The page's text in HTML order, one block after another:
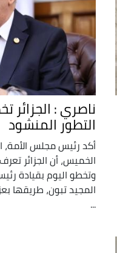
ناصري : الجزائر
التطور المنشود
أكد رئيس مجلس الأمة،
الخميس، أن الجزائر
وتخطو اليوم بقيادة
المجيد تبون، طريقها
...